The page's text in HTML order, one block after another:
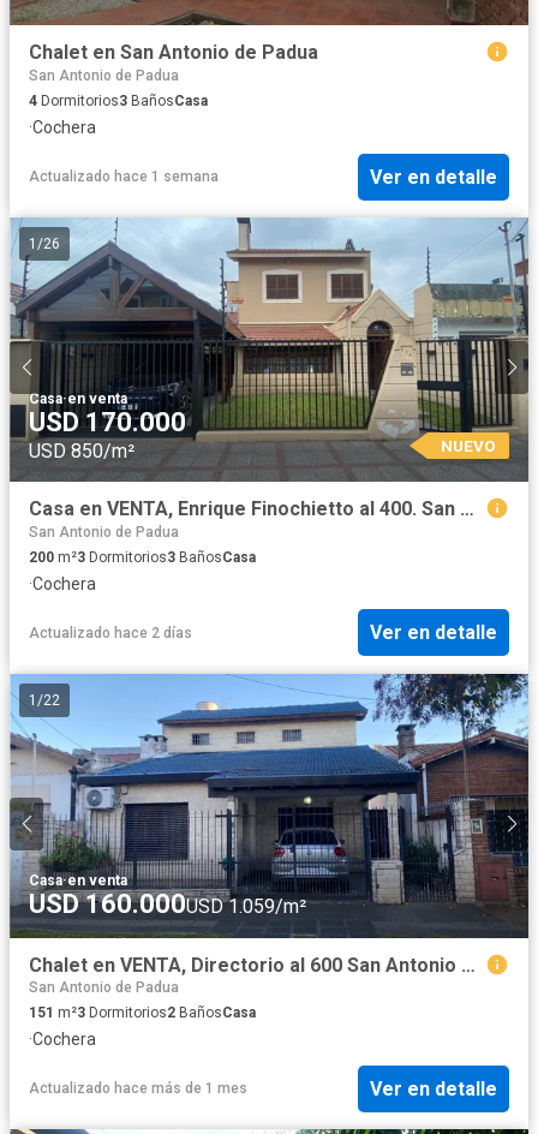
Chalet en San Antonio de Padua
San Antonio de Padua
4 Dormitorios3 BañosCasa
·Cochera
Actualizado hace 1 semana Ver en detalle
1 /26
Casa·en venta
USD 170.000
USD 850/m² NUEVO
Casa en VENTA, Enrique Finochietto al 400. San Antonio de Padua
San Antonio de Padua
200 m²3 Dormitorios3 BañosCasa
·Cochera
Actualizado hace 2 días Ver en detalle
1 /22
Casa·en venta
USD 160.000USD 1.059/m²
Chalet en VENTA, Directorio al 600 San Antonio de Padua
San Antonio de Padua
151 m²3 Dormitorios2 BañosCasa
·Cochera
Actualizado hace más de 1 mes Ver en detalle